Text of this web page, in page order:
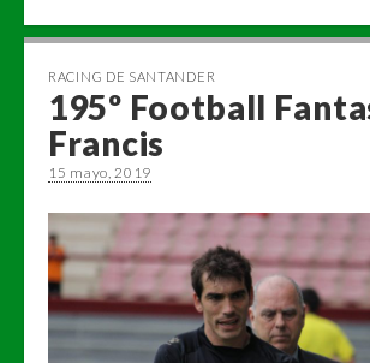
RACING DE SANTANDER
195º Football
Francis
15 mayo, 2019